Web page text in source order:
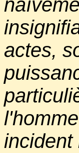
actes,
incident